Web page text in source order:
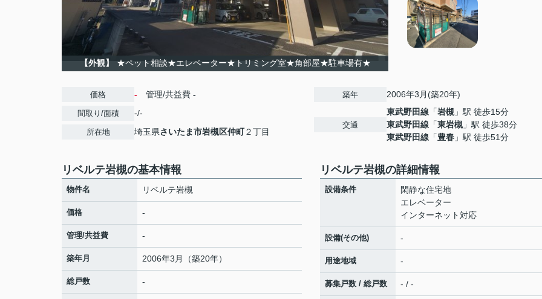
【外観】 ★ペット相談★エレベーター★トリミング室★角部屋★駐車場有★
価格 - 管理/共益費 -
間取り/面積 -/-
所在地 埼玉県さいたま市岩槻区仲町２丁目
築年 2006年3月(築20年)
交通
東武野田線 「岩槻 」駅 徒歩15分
東武野田線 「東岩槻 」駅 徒歩38分
東武野田線 「豊春 」駅 徒歩51分
リベルテ岩槻の基本情報
物件名 リベルテ岩槻
価格 -
管理/共益費 -
築年月 2006年3月（築20年）
総戸数 -
リベルテ岩槻の詳細情報
設備条件
閑静な住宅地
エレベーター
インターネット対応
設備(その他) -
用途地域 -
募集戸数 / 総戸数 - / -